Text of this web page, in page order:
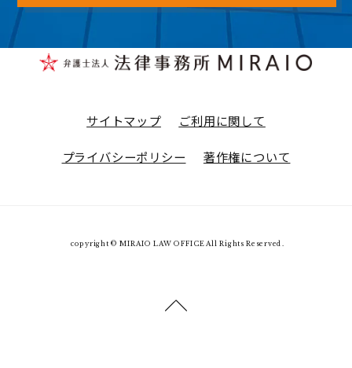
サイトマップ ご利用に関して
プライバシーポリシー 著作権について
copyright © MIRAIO LAW OFFICE All Rights Reserved.